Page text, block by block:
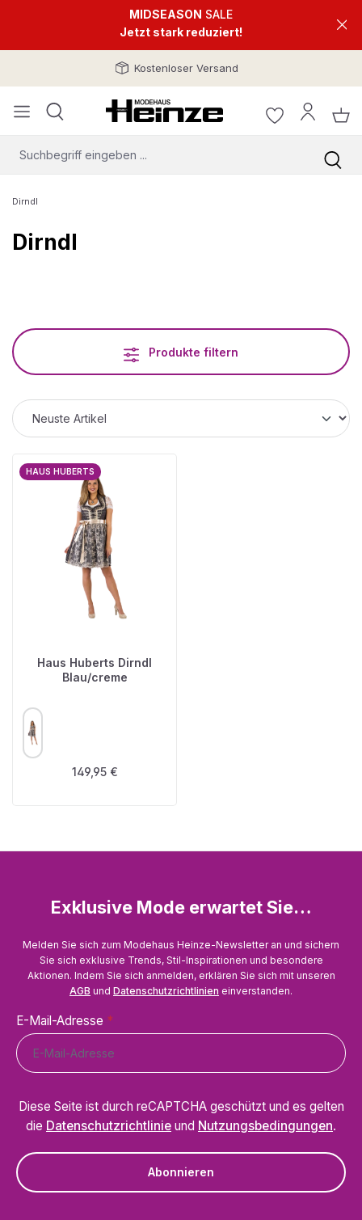
MIDSEASON SALE
Jetzt stark reduziert!
Kostenloser Versand
Dirndl
Dirndl
Produkte filtern
HAUS HUBERTS
Haus Huberts Dirndl
Blau/creme
FARBE
Regulärer Preis:
149,95 €
Exklusive Mode erwartet Sie…
Melden Sie sich zum Modehaus Heinze-Newsletter an und sichern
Sie sich exklusive Trends, Stil-Inspirationen und besondere
Aktionen. Indem Sie sich anmelden, erklären Sie sich mit unseren
AGB und Datenschutzrichtlinien einverstanden.
E-Mail-Adresse *
Diese Seite ist durch reCAPTCHA geschützt und es gelten
die Datenschutzrichtlinie und Nutzungsbedingungen.
Abonnieren